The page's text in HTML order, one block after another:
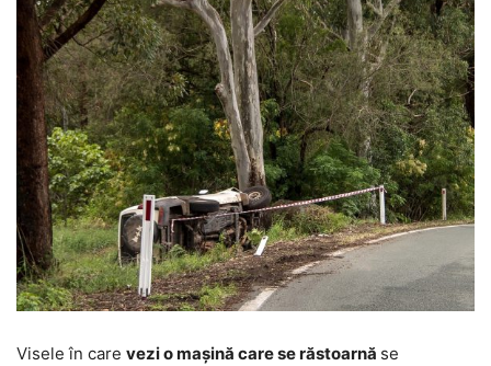
Visele în care vezi o mașină care se răstoarnă se